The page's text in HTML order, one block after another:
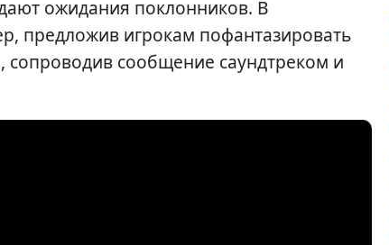
ожидания поклонников. В
предложив игрокам пофантазировать
сопроводив сообщение саундтреком и